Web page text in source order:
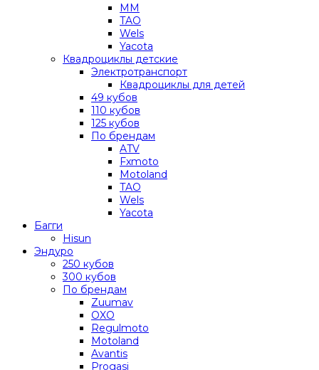
MM
TAO
Wels
Yacota
Квадроциклы детские
Электротранспорт
Квадроциклы для детей
49 кубов
110 кубов
125 кубов
По брендам
ATV
Fxmoto
Motoland
TAO
Wels
Yacota
Багги
Hisun
Эндуро
250 кубов
300 кубов
По брендам
Zuumav
OXO
Regulmoto
Motoland
Avantis
Progasi